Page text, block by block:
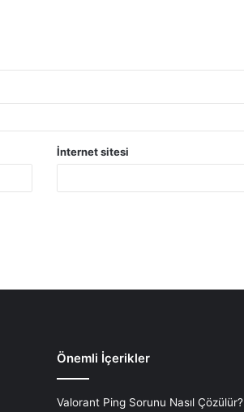
İnternet sitesi
Önemli İçerikler
Valorant Ping Sorunu Nasıl Çözülür?